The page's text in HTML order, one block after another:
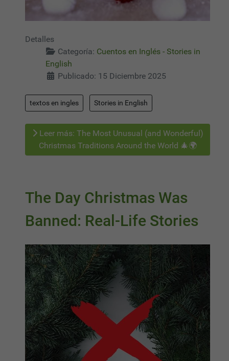
Detalles
Categoría: Cuentos en Inglés - Stories in
English
Publicado: 15 Diciembre 2025
textos en ingles Stories in English
Leer más: The Most Unusual (and Wonderful)
Christmas Traditions Around the World 🎄🌍
The Day Christmas Was
Banned: Real-Life Stories